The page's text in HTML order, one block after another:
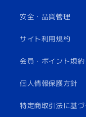
安全・品質管理
サイト利用規約
会員・ポイント規約
個人情報保護方針
特定商取引法に基